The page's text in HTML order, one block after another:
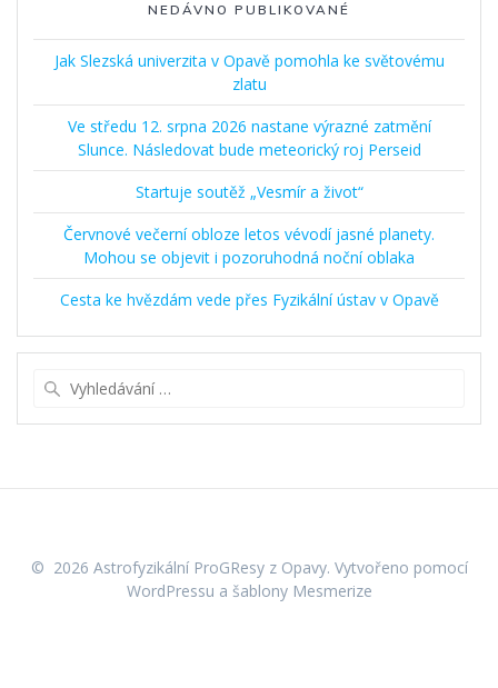
NEDÁVNO PUBLIKOVANÉ
Jak Slezská univerzita v Opavě pomohla ke světovému
zlatu
Ve středu 12. srpna 2026 nastane výrazné zatmění
Slunce. Následovat bude meteorický roj Perseid
Startuje soutěž „Vesmír a život“
Červnové večerní obloze letos vévodí jasné planety.
Mohou se objevit i pozoruhodná noční oblaka
Cesta ke hvězdám vede přes Fyzikální ústav v Opavě
© 2026 Astrofyzikální ProGResy z Opavy. Vytvořeno pomocí
WordPressu a šablony Mesmerize